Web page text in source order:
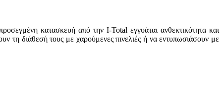
κατασκευή από την I-Total εγγυάται ανθεκτικότητα και
τη διάθεσή τους με χαρούμενες πινελιές ή να εντυπωσιάσουν με